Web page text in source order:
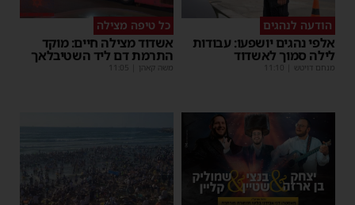
הודעה לנהגים
אלפי נהגים יושפעו: עבודות
לילה סמוך לאשדוד
מנחם דויטש 11:10
כל טיפה מצילה
אשדוד מצילה חיים: מוקד
התרמת דם ליד השטיבלאך
משה קאהן 11:05